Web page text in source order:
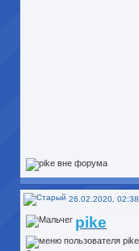
26.02.2020, 02:38
pike